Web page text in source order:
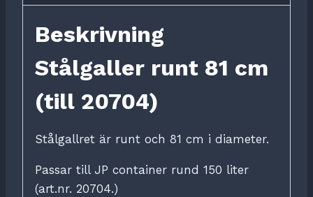
Beskrivning
Stålgaller runt 81 cm
(till 20704)
Stålgallret är runt och 81 cm i diameter.
Passar till JP container rund 150 liter
(art.nr. 20704.)